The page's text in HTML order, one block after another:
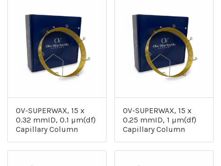
OV-SUPERWAX, 15 x
0.32 mmID, 0.1 µm(df)
Capillary Column
OV-SUPERWAX, 15 x
0.25 mmID, 1 µm(df)
Capillary Column